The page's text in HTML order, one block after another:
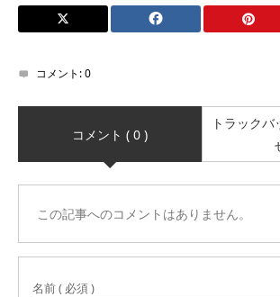
コメント:0
コメント ( 0 )
トラック
この記事へのコメントはありません。
名前 ( 必須 )